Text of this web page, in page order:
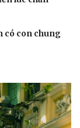
có con chung